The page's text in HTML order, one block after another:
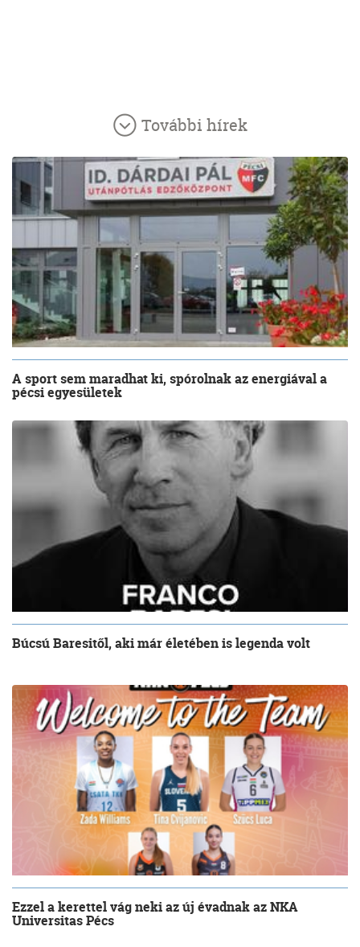
További hírek
A sport sem maradhat ki, spórolnak az energiával a
pécsi egyesületek
Búcsú Baresitől, aki már életében is legenda volt
Ezzel a kerettel vág neki az új évadnak az NKA
Universitas Pécs